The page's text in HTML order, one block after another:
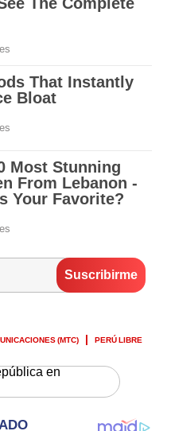
(MTC)
PERÚ LIBRE
en